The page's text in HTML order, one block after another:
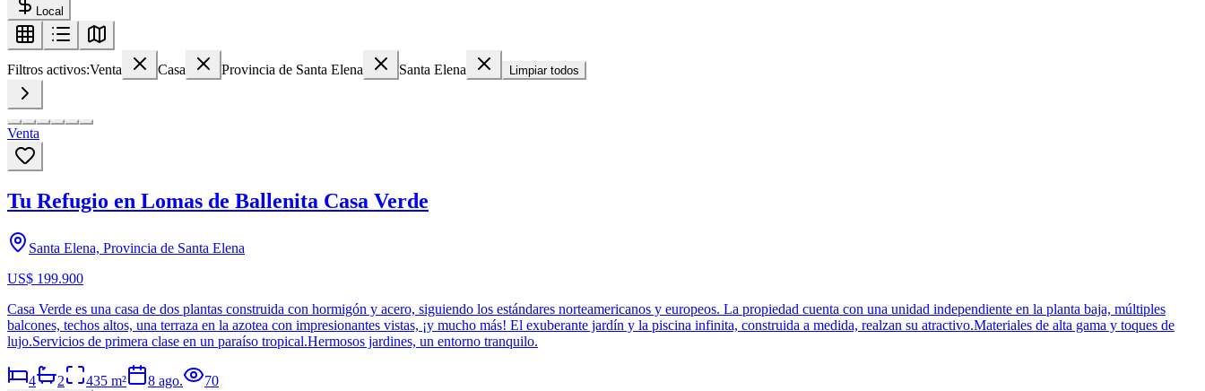
Local
Filtros activos:Venta Casa Provincia de Santa Elena Santa Elena Limpiar todos
Venta
Tu Refugio en Lomas de Ballenita Casa Verde
Santa Elena, Provincia de Santa Elena
US$ 199.900
Casa Verde es una casa de dos plantas construida con hormigón y acero, siguiendo los estándares norteamericanos y europeos. La propiedad cuenta con una unidad independiente en la planta baja, múltiples
balcones, techos altos, una terraza en la azotea con impresionantes vistas, ¡y mucho más! El exuberante jardín y la piscina infinita, construida a medida, realzan su atractivo.Materiales de alta gama y toques de
lujo.Servicios de primera clase en un paraíso tropical.Hermosos jardines, un entorno tranquilo.
4 2 435 m² 8 ago. 70